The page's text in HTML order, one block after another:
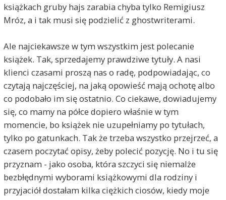
książkach gruby hajs zarabia chyba tylko Remigiusz
Mróz, a i tak musi się podzielić z ghostwriterami.
Ale najciekawsze w tym wszystkim jest polecanie
książek. Tak, sprzedajemy prawdziwe tytuły. A nasi
klienci czasami proszą nas o radę, podpowiadając, co
czytają najczęściej, na jaką opowieść mają ochotę albo
co podobało im się ostatnio. Co ciekawe, dowiadujemy
się, co mamy na półce dopiero właśnie w tym
momencie, bo książek nie uzupełniamy po tytułach,
tylko po gatunkach. Tak że trzeba wszystko przejrzeć, a
czasem poczytać opisy, żeby polecić pozycję. No i tu się
przyznam - jako osoba, która szczyci się niemalże
bezbłędnymi wyborami książkowymi dla rodziny i
przyjaciół dostałam kilka ciężkich ciosów, kiedy moje